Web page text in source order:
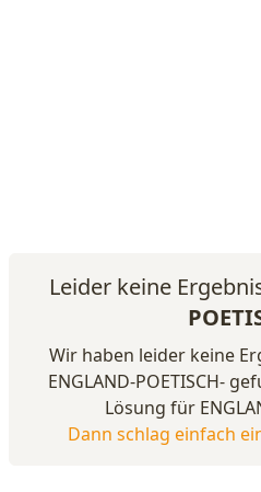
Leider keine
Wir haben leider keine
ENGLAND-POETISCH-
Lösung für
Dann schlag einfach